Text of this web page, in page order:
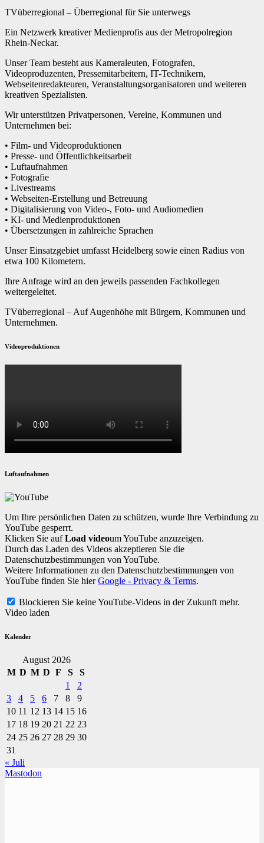
TVüberregional – Überregional für Sie unterwegs
Ein Netzwerk kreativer Medienprofis aus der Metropolregion
Rhein-Neckar.
Unser Team besteht aus Kameraleuten, Fotografen,
Videoproduzenten, Pressemitarbeitern, IT-Technikern,
Webseitenredakteuren, Veranstaltungsorganisatoren und weiteren
kreativen Spezialisten.
Wir unterstützen Privatpersonen, Vereine, Kommunen und
Unternehmen bei:
• Film- und Videoproduktionen
• Presse- und Öffentlichkeitsarbeit
• Luftaufnahmen
• Fotografie
• Livestreams
• Webseiten-Erstellung und Betreuung
• Digitalisierung von Video-, Foto- und Audiomedien
• KI- und Medienproduktionen
• Übersetzungen in zahlreiche Sprachen
Unser Einsatzgebiet umfasst Heidelberg sowie einen Radius von
etwa 100 Kilometern.
Ihre Anfrage wird an den jeweils passenden Fachkollegen
weitergeleitet.
TVüberregional – Auf Augenhöhe mit Bürgern, Kommunen und
Unternehmen.
Videoproduktionen
Luftaufnahmen
Um Ihre persönlichen Daten zu schützen, wurde Ihre Verbindung zu
YouTube gesperrt.
Klicken Sie aufLoad videoum YouTube anzuzeigen.
Durch das Laden des Videos akzeptieren Sie die
Datenschutzbestimmungen von YouTube.
Weitere Informationen zu den Datenschutzbestimmungen von
YouTube finden Sie hierGoogle - Privacy & Terms.
Blockieren Sie keine YouTube-Videos in der Zukunft mehr.
Video laden
Kalender
August 2026
M D M D F S
S
1
2
3
4 5 6 7 8
9
10 11 12 13 14 15 16
17 18 19 20 21 22 23
24 25 26 27 28 29 30
31
« Juli
Mastodon